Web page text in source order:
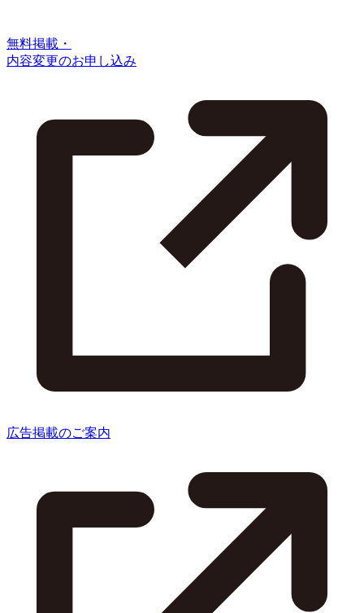
無料掲載・
内容変更のお申し込み
広告掲載のご案内